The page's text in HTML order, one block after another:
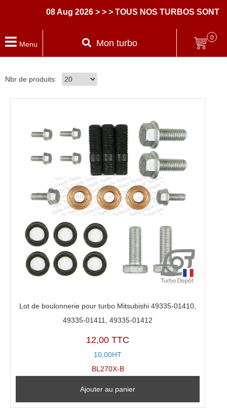
08 Aug 2026 > > > TOUS NOS TURBOS SONT
Menu Mon turbo
0
Nbr de produits:
Lot de boulonnerie pour turbo Mitsubishi 49335-01410,
49335-01411, 49335-01412
12,00 TTC
10,00HT
BL270X-B
Ajouter au panier